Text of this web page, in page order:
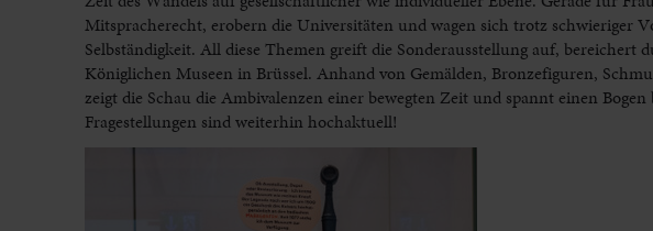
Mitspracherecht, erobern die Universitäten und wagen sich trotz schwieriger
Selbständigkeit. All diese Themen greift die Sonderausstellung auf,
Königlichen Museen in Brüssel. Anhand von Gemälden, Bronzefiguren,
zeigt die Schau die Ambivalenzen einer bewegten Zeit und spannt einen
Fragestellungen sind weiterhin hochaktuell!